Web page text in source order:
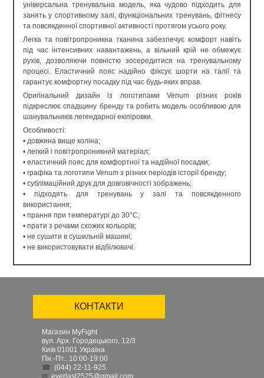
універсальна тренувальна модель, яка чудово підходить для
занять у спортивному залі, функціональних тренувань, фітнесу
та повсякденної спортивної активності протягом усього року.
Легка та повітропроникна тканина забезпечує комфорт навіть
під час інтенсивних навантажень, а вільний крій не обмежує
рухів, дозволяючи повністю зосередитися на тренувальному
процесі. Еластичний пояс надійно фіксує шорти на талії та
гарантує комфортну посадку під час будь-яких вправ.
Оригінальний дизайн із логотипами Venum різних років
підкреслює спадщину бренду та робить модель особливою для
шанувальників легендарної екіпіровки.
Особливості:
• довжина вище коліна;
• легкий і повітропроникний матеріал;
• еластичний пояс для комфортної та надійної посадки;
• графіка та логотипи Venum з різних періодів історії бренду;
• сублімаційний друк для довговічності зображень;
• підходять для тренувань у залі та повсякденного
використання;
• прання при температурі до 30°C;
• прати з речами схожих кольорів;
• не сушити в сушильній машині;
• не використовувати відбілювачі.
КОНТАКТИ
Магазин MyFight
вул. Арх. Городецького, 12/3
Київ 01001 Україна
Пн.-Пт.: 10:00-19:00
☎: (044) 22-11-925
✉: everlast2525@gmail.com